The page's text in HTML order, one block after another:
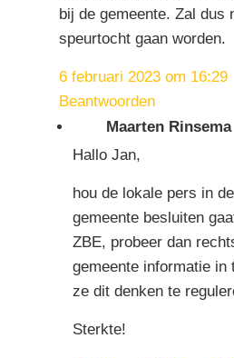
bij de gemeente. Zal dus
speurtocht gaan worden.
6 februari 2023 om 16:29
Beantwoorden
Maarten Rinsema
Hallo Jan,
hou de lokale pers in
gemeente besluiten
ZBE, probeer dan
gemeente informatie in
ze dit denken te
Sterkte!